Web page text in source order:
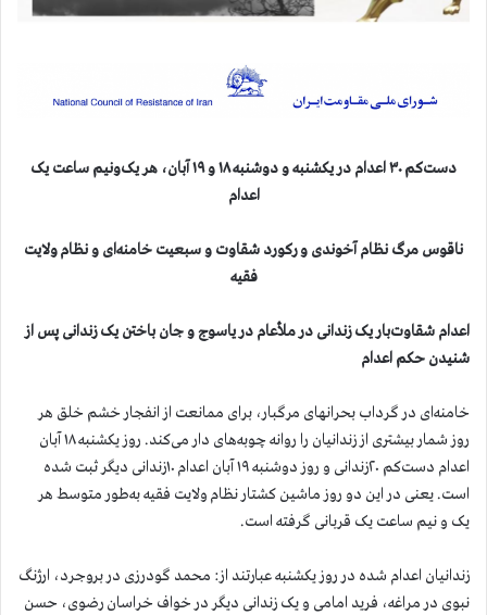
دست‌کم ۳۰ اعدام در یکشنبه و دوشنبه ۱۸ و ۱۹ آبان، هر یک‌ونیم ساعت یک
اعدام
ناقوس مرگ نظام آخوندی و رکورد شقاوت و سبعیت خامنه‌ای و نظام ولایت
فقیه
اعدام شقاوت‌بار یک زندانی در ملأعام در یاسوج و جان باختن یک زندانی پس از
شنیدن حکم اعدام
خامنه‌ای در گرداب بحرانهای مرگبار، برای ممانعت از انفجار خشم خلق هر
روز شمار بیشتری از زندانیان را روانه چوبه‌های دار می‌کند. روز یکشنبه ۱۸ آبان
اعدام دست‌کم ۲۰زندانی و روز دوشنبه ۱۹ آبان اعدام ۱۰زندانی دیگر ثبت شده
است. یعنی در این دو روز ماشین کشتار نظام ولایت فقیه به‌طور متوسط هر
یک و نیم ساعت یک قربانی گرفته است.
زندانیان اعدام شده در روز یکشنبه عبارتند از: محمد گودرزی در بروجرد، ارژنگ
نبوی در مراغه، فرید امامی و یک زندانی دیگر در خواف خراسان رضوی، حسن